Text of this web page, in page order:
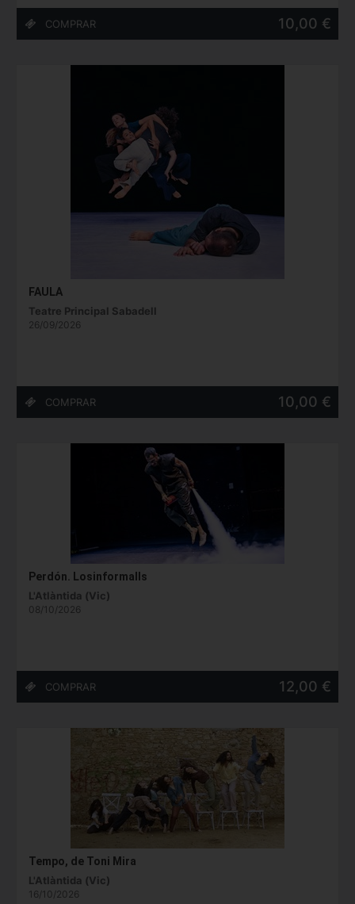
10,00 €
FAULA
Teatre Principal Sabadell
26/09/2026
10,00 €
Perdón. Losinformalls
L'Atlàntida (Vic)
08/10/2026
12,00 €
Tempo, de Toni Mira
L'Atlàntida (Vic)
16/10/2026